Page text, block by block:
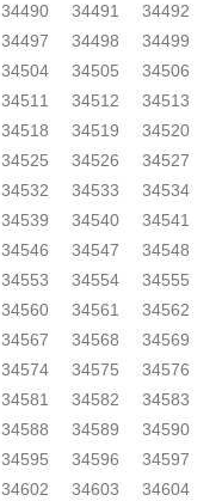
34490 34491
34492
34497 34498
34499
34504 34505
34506
34511 34512
34513
34518 34519
34520
34525 34526
34527
34532 34533
34534
34539 34540
34541
34546 34547
34548
34553 34554
34555
34560 34561
34562
34567 34568
34569
34574 34575
34576
34581 34582
34583
34588 34589
34590
34595 34596
34597
34602 34603 34604